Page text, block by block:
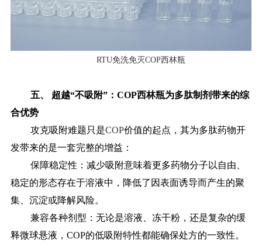
RTU免洗免灭COP西林瓶
五、 超越“不吸附”：COP西林瓶为多肽制剂带来的综
合优势
攻克吸附难题只是COP价值的起点，其为多肽药物开
发带来的是一套完整的增益：
保障稳定性：减少吸附意味着更多药物分子以自由、
稳定的形态存在于溶液中，降低了因表面诱导而产生的聚
集、沉淀或降解风险。
兼容各种剂型：无论是溶液、冻干粉，还是复杂的缓
释微球悬液， COP的低吸附特性都能确保处方的一致性。